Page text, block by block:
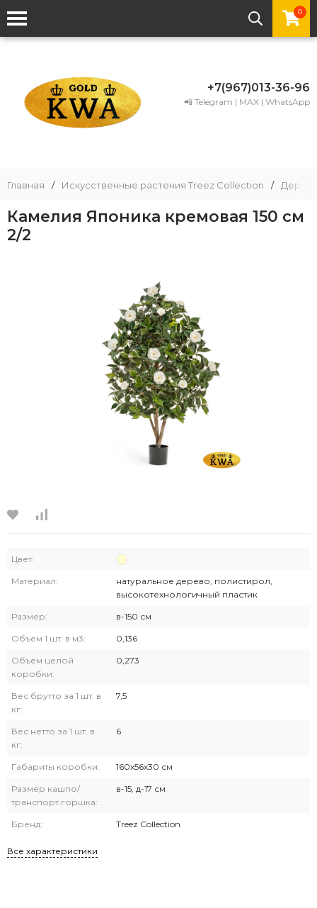
0
+7(967)013-36-96
📲 Telegram | MAX | WhatsApp
Главная / Искусственные растения Treez Collection /
Камелия Японика кремовая 150 см
2/2
Цвет:
Материал:
натуральное дерево, полистирол,
высокотехнологичный пластик
Размер: в-150 см
Объем 1 шт. в м3: 0,136
Объем целой
коробки:
0,273
Вес брутто за 1 шт. в
кг:
7,5
Вес нетто за 1 шт. в
кг:
6
Габариты коробки: 160х56х30 см
Размер кашпо/
транспорт.горшка:
в-15, д-17 см
Бренд: Treez Collection
Все характеристики